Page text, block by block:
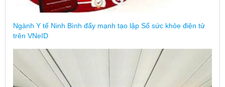
Ngành Y tế Ninh Bình đẩy mạnh tạo lập Sổ sức khỏe điện tử
trên VNeID